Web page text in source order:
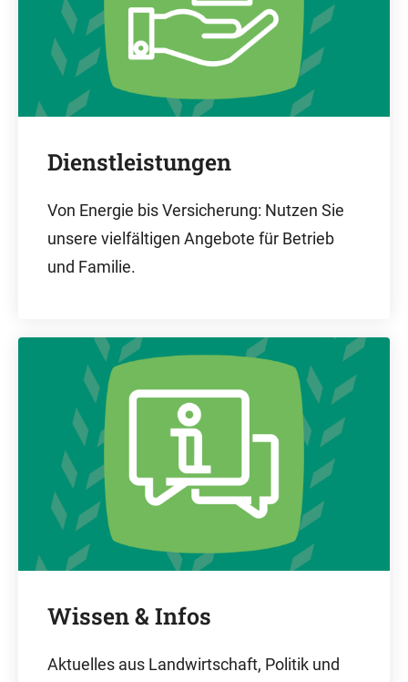
Dienstleistungen
Von Energie bis Versicherung: Nutzen Sie
unsere vielfältigen Angebote für Betrieb
und Familie.
Wissen & Infos
Aktuelles aus Landwirtschaft, Politik und